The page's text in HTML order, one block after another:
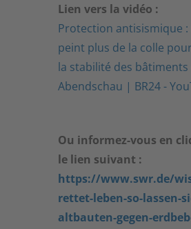
Lien vers la vidéo :
Protection antisismique
peint plus de la colle
la stabilité des
Abendschau | BR24 -
Ou informez-vous en
le lien suivant :
https://www.swr.de/
rettet-leben-so-lassen-
altbauten-gegen-